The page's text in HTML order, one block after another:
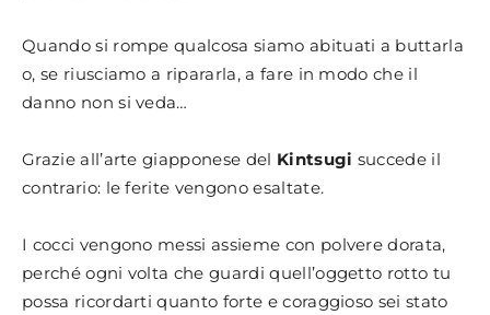
Quando si rompe qualcosa siamo abituati a buttarla
o, se riusciamo a ripararla, a fare in modo che il
danno non si veda…
Grazie all’arte giapponese del Kintsugi succede il
contrario: le ferite vengono esaltate.
I cocci vengono messi assieme con polvere dorata,
perché ogni volta che guardi quell’oggetto rotto tu
possa ricordarti quanto forte e coraggioso sei stato